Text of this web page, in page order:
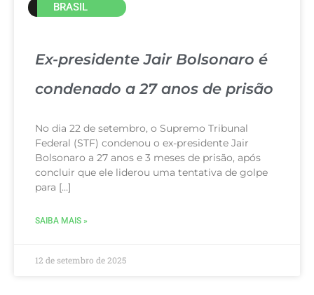
BRASIL
Ex-presidente Jair Bolsonaro é
condenado a 27 anos de prisão
No dia 22 de setembro, o Supremo Tribunal
Federal (STF) condenou o ex-presidente Jair
Bolsonaro a 27 anos e 3 meses de prisão, após
concluir que ele liderou uma tentativa de golpe
para […]
SAIBA MAIS »
12 de setembro de 2025